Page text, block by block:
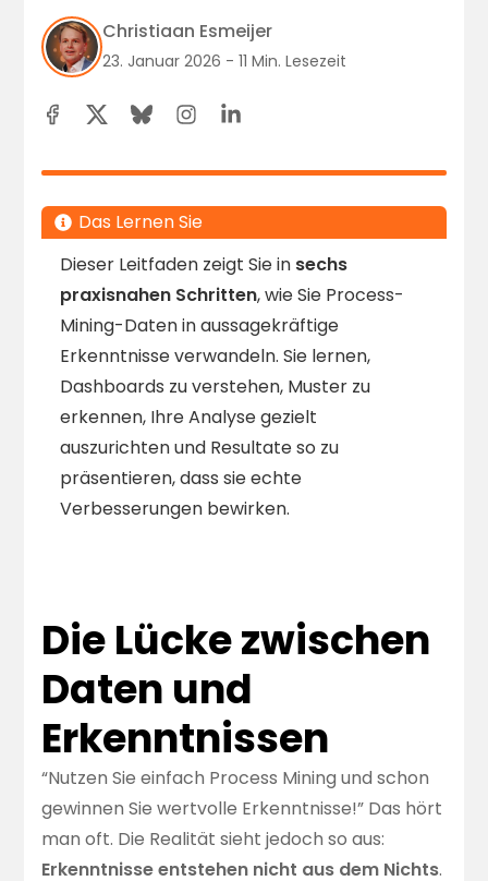
Christiaan Esmeijer
23. Januar 2026 - 11 Min. Lesezeit
Das Lernen Sie
Dieser Leitfaden zeigt Sie in sechs
praxisnahen Schritten, wie Sie Process-
Mining-Daten in aussagekräftige
Erkenntnisse verwandeln. Sie lernen,
Dashboards zu verstehen, Muster zu
erkennen, Ihre Analyse gezielt
auszurichten und Resultate so zu
präsentieren, dass sie echte
Verbesserungen bewirken.
Die Lücke zwischen
Daten und
Erkenntnissen
“Nutzen Sie einfach Process Mining und schon
gewinnen Sie wertvolle Erkenntnisse!” Das hört
man oft. Die Realität sieht jedoch so aus:
Erkenntnisse entstehen nicht aus dem Nichts.